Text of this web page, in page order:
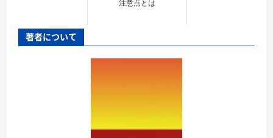
注意点とは
著者について